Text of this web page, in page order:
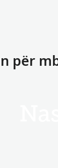
për